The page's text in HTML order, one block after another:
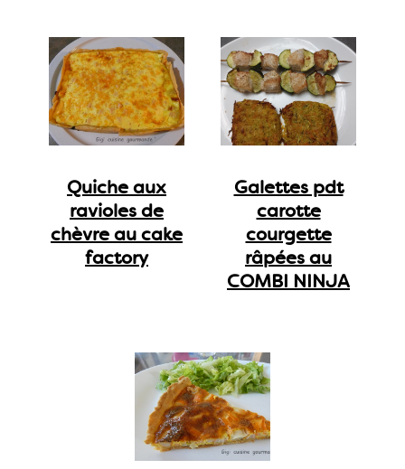
Quiche aux
ravioles de
chèvre au cake
factory
Galettes pdt
carotte
courgette
râpées au
COMBI NINJA